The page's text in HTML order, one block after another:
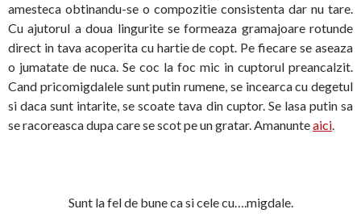
amesteca obtinandu-se o compozitie consistenta dar nu tare.
Cu ajutorul a doua lingurite se formeaza gramajoare rotunde
direct in tava acoperita cu hartie de copt. Pe fiecare se aseaza
o jumatate de nuca. Se coc la foc mic in cuptorul preancalzit.
Cand pricomigdalele sunt putin rumene, se incearca cu degetul
si daca sunt intarite, se scoate tava din cuptor. Se lasa putin sa
se racoreasca dupa care se scot pe un gratar. Amanunteaici.
Sunt la fel de bune ca si cele cu….migdale.